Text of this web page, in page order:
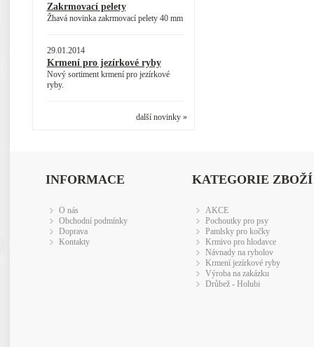
Zakrmovací pelety
Žhavá novinka zakrmovací pelety 40 mm
29.01.2014
Krmení pro jezírkové ryby
Nový sortiment krmení pro jezírkové
ryby.
další novinky »
INFORMACE
O nás
Obchodní podmínky
Doprava
Kontakty
KATEGORIE ZBOŽÍ
AKCE
Pochoutky pro psy
Pamlsky pro kočky
Krmivo pro hlodavce
Návnady na rybolov
Krmení jezírkové ryby
Výroba na zakázku
Drůbež - Holubi